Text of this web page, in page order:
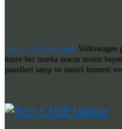
Detay Oto Elektronik Volkswagen
üzere her marka aracın motor
panelleri satışı ve tamiri hizmeti
CHIP Online